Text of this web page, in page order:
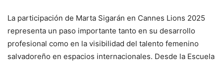
La participación de Marta Sigarán en Cannes Lions 2025
representa un paso importante tanto en su desarrollo
profesional como en la visibilidad del talento femenino
salvadoreño en espacios internacionales. Desde la Escuela